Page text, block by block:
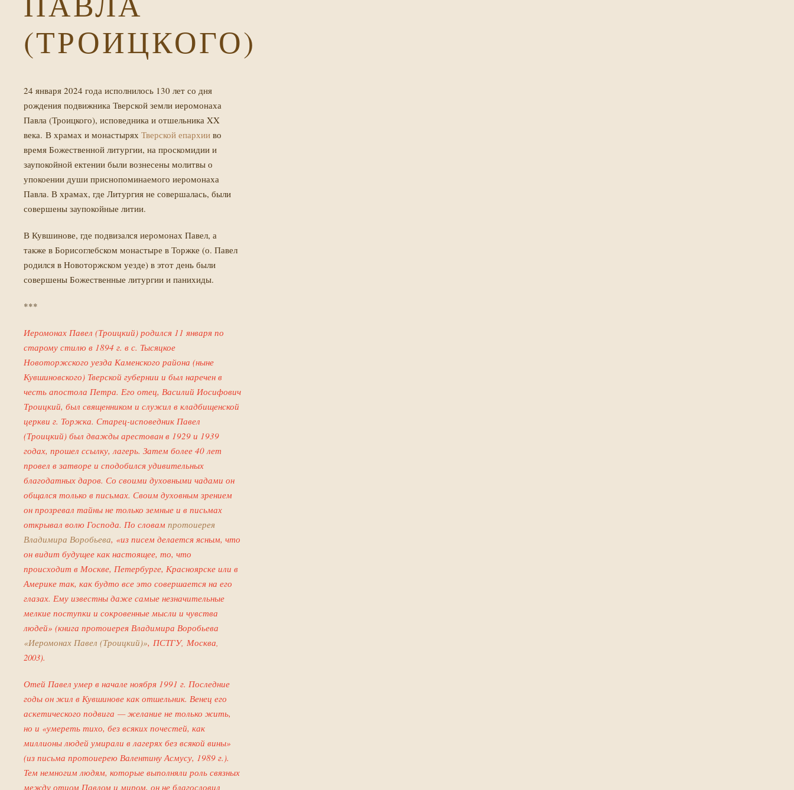
(ТРОИЦКОГО)
24 января 2024 года исполнилось 130 лет со дня
рождения подвижника Тверской земли иеромонаха
Павла (Троицкого), исповедника и отшельника XX
века. В храмах и монастырях Тверской епархии во
время Божественной литургии, на проскомидии и
заупокойной ектении были вознесены молитвы о
упокоении души приснопоминаемого иеромонаха
Павла. В храмах, где Литургия не совершалась, были
совершены заупокойные литии.
В Кувшинове, где подвизался иеромонах Павел, а
также в Борисоглебском монастыре в Торжке (о. Павел
родился в Новоторжском уезде) в этот день были
совершены Божественные литургии и панихиды.
***
Иеромонах Павел (Троицкий) родился 11 января по
старому стилю в 1894 г. в с. Тысяцкое
Новоторжского уезда Каменского района (ныне
Кувшиновского) Тверской губернии и был наречен в
честь апостола Петра. Его отец, Василий Иосифович
Троицкий, был священником и служил в кладбищенской
церкви г. Торжка. Старец-исповедник Павел
(Троицкий) был дважды арестован в 1929 и 1939
годах, прошел ссылку, лагерь. Затем более 40 лет
провел в затворе и сподобился удивительных
благодатных даров. Со своими духовными чадами он
общался только в письмах. Своим духовным зрением
он прозревал тайны не только земные и в письмах
открывал волю Господа. По словам протоиерея
Владимира Воробьева, «из писем делается ясным, что
он видит будущее как настоящее, то, что
происходит в Москве, Петербурге, Красноярске или в
Америке так, как будто все это совершается на его
глазах. Ему известны даже самые незначительные
мелкие поступки и сокровенные мысли и чувства
людей» (книга протоиерея Владимира Воробьева
«Иеромонах Павел (Троицкий)», ПСТГУ, Москва,
2003).
Отей Павел умер в начале ноября 1991 г. Последние
годы он жил в Кувшинове как отшельник. Венец его
аскетического подвига — желание не только жить,
но и «умереть тихо, без всяких почестей, как
миллионы людей умирали в лагерях без всякой вины»
(из письма протоиерею Валентину Асмусу, 1989 г.).
Тем немногим людям, которые выполняли роль связных
между отцом Павлом и миром, он не благословил